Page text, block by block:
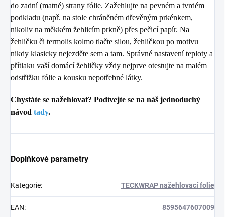
do zadní (matné) strany fólie. Zažehlujte na pevném a tvrdém
podkladu (např. na stole chráněném dřevěným prkénkem,
nikoliv na měkkém žehlicím prkně) přes pečicí papír. Na
žehličku či termolis kolmo tlačte silou, žehličkou po motivu
nikdy klasicky nejezděte sem a tam. Správné nastavení teploty a
přítlaku vaší domácí žehličky vždy nejprve otestujte na malém
odstřižku fólie a kousku nepotřebné látky.
Chystáte se nažehlovat? Podívejte se na náš jednoduchý
návod tady.
Doplňkové parametry
Kategorie: TECKWRAP nažehlovací folie
EAN: 8595647607009